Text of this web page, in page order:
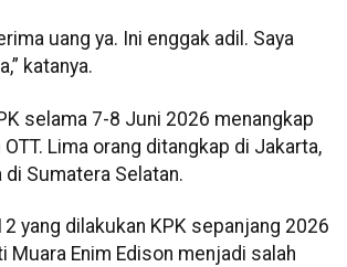
uang ya. Ini enggak adil. Saya
katanya.
selama 7-8 Juni 2026 menangkap
Lima orang ditangkap di Jakarta,
di Sumatera Selatan.
yang dilakukan KPK sepanjang 2026
Muara Enim Edison menjadi salah